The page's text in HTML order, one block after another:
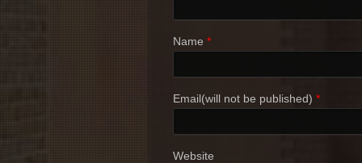
Name *
Email(will not be published) *
Website